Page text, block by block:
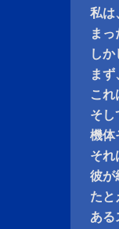
私は
ま
し
ま
こ
そし
機体
それ
彼が
たと
ある